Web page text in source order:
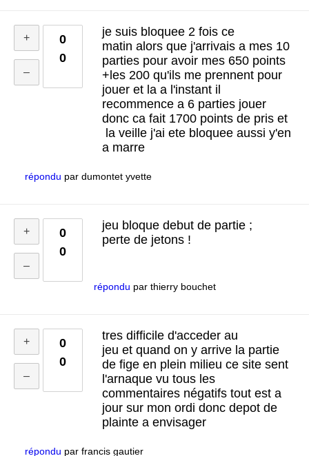
0
0
je suis bloquee 2 fois ce
matin alors que j'arrivais a mes 10
parties pour avoir mes 650 points
+les 200 qu'ils me prennent pour
jouer et la a l'instant il
recommence a 6 parties jouer
donc ca fait 1700 points de pris et
la veille j'ai ete bloquee aussi y'en
a marre
répondu par dumontet yvette
0
0
jeu bloque debut de partie ;
perte de jetons !
répondu par thierry bouchet
0
0
tres difficile d'acceder au
jeu et quand on y arrive la partie
de fige en plein milieu ce site sent
l'arnaque vu tous les
commentaires négatifs tout est a
jour sur mon ordi donc depot de
plainte a envisager
répondu par francis gautier